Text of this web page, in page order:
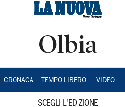
Olbia
CRONACA TEMPO LIBERO VIDEO
SCEGLI L'EDIZIONE